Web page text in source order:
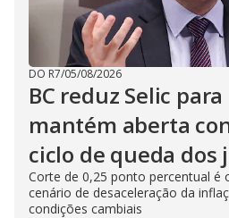
DO R7/05/08/2026
BC reduz Selic para
mantém aberta
ciclo de queda dos
Corte de 0,25 ponto percentual é
cenário de desaceleração da
condições cambiais